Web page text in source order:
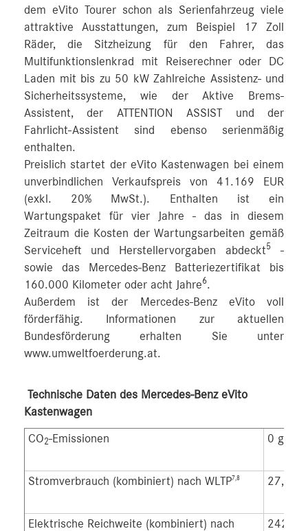
dem eVito Tourer schon als Serienfahrzeug viele
attraktive Ausstattungen, zum Beispiel 17 Zoll
Räder, die Sitzheizung für den Fahrer, das
Multifunktionslenkrad mit Reiserechner oder DC
Laden mit bis zu 50 kW Zahlreiche Assistenz- und
Sicherheitssysteme, wie der Aktive Brems-
Assistent, der ATTENTION ASSIST und der
Fahrlicht-Assistent sind ebenso serienmäßig
enthalten.
Preislich startet der eVito Kastenwagen bei einem
unverbindlichen Verkaufspreis von 41.169 EUR
(exkl. 20% MwSt.). Enthalten ist ein
Wartungspaket für vier Jahre - das in diesem
Zeitraum die Kosten der Wartungsarbeiten gemäß
Serviceheft und Herstellervorgaben abdeckt5
-
sowie das Mercedes-Benz Batteriezertifikat bis
160.000 Kilometer oder acht Jahre6.
Außerdem ist der Mercedes-Benz eVito voll
förderfähig. Informationen zur aktuellen
Bundesförderung erhalten Sie unter
www.umweltfoerderung.at.
Technische Daten des Mercedes-Benz eVito
Kastenwagen
CO2-Emissionen 0 g/km
Stromverbrauch (kombiniert) nach WLTP7,8 27,2-
Elektrische Reichweite (kombiniert) nach
242-